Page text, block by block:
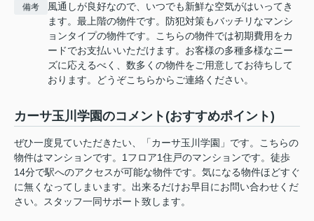
備考
風通しが良好なので、いつでも新鮮な空気がはいってき
ます。最上階の物件です。防犯対策もバッチリなマンシ
ョンタイプの物件です。こちらの物件では初期費用をカ
ードでお支払いいただけます。お客様の多種多様なニー
ズに応えるべく、数多くの物件をご用意してお待ちして
おります。どうぞこちらからご連絡ください。
カーサ玉川学園のコメント(おすすめポイント)
ぜひ一度見ていただきたい、「カーサ玉川学園」です。こちらの
物件はマンションです。1フロア1住戸のマンションです。徒歩
14分で駅へのアクセスが可能な物件です。気になる物件ほどすぐ
に無くなってしまいます。出来るだけお早目にお問い合わせくだ
さい。スタッフ一同サポート致します。